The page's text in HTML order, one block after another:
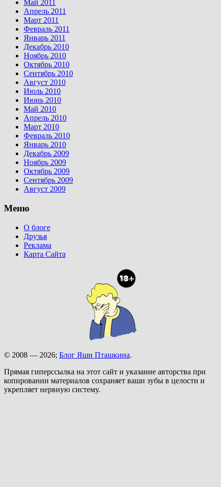
Май 2011
Апрель 2011
Март 2011
Февраль 2011
Январь 2011
Декабрь 2010
Ноябрь 2010
Октябрь 2010
Сентябрь 2010
Август 2010
Июль 2010
Июнь 2010
Май 2010
Апрель 2010
Март 2010
Февраль 2010
Январь 2010
Декабрь 2009
Ноябрь 2009
Октябрь 2009
Сентябрь 2009
Август 2009
Меню
О блоге
Друзья
Реклама
Карта Сайта
© 2008 — 2026; Блог Яши Пташкина.
Прямая гиперссылка на этот сайт и указание авторства при
копировании материалов сохраняет ваши зубы в целости и
укрепляет нервную систему.